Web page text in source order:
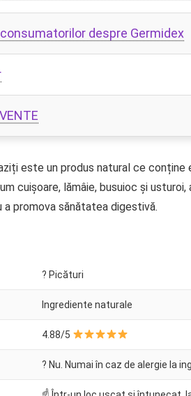
despre Germidex
este un produs natural ce
cuișoare, lămâie, busuioc și
promova sănătatea digestivă.
? Picături
Ingrediente naturale
4.88/5
? Nu. Numai în caz de alergie la